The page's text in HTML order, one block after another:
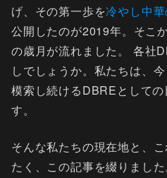
げ、その第一歩を冷やし中
公開したのが2019年。そこ
の歳月が流れました。 各社
しでしょうか。私たちは、
模索し続けるDBREとしての
す。
そんな私たちの現在地と、
たく、この記事を綴りまし